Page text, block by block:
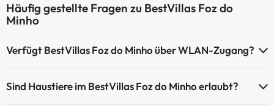
Häufig gestellte Fragen zu BestVillas Foz do
Minho
Verfügt BestVillas Foz do Minho über WLAN-Zugang?
Sind Haustiere im BestVillas Foz do Minho erlaubt?